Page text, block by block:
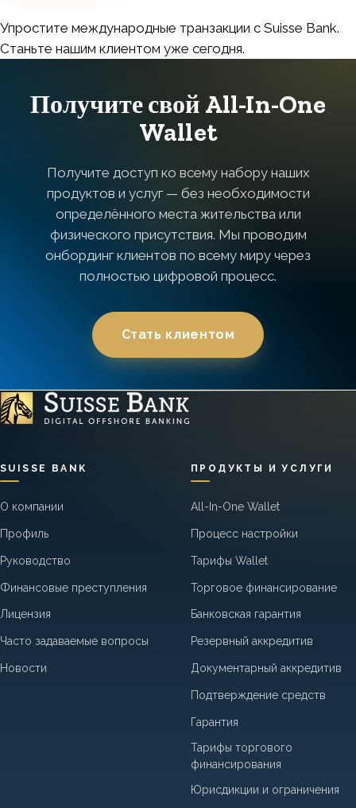
Упростите международные транзакции с Suisse Bank.
Станьте нашим клиентом уже сегодня.
Получите свой All-In-One
Wallet
Получите доступ ко всему набору наших
продуктов и услуг — без необходимости
определённого места жительства или
физического присутствия. Мы проводим
онбординг клиентов по всему миру через
полностью цифровой процесс.
Стать клиентом
SUISSE BANK
О компании
Профиль
Руководство
Финансовые преступления
Лицензия
Часто задаваемые вопросы
Новости
ПРОДУКТЫ И УСЛУГИ
All-In-One Wallet
Процесс настройки
Тарифы Wallet
Торговое финансирование
Банковская гарантия
Резервный аккредитив
Документарный аккредитив
Подтверждение средств
Гарантия
Тарифы торгового
финансирования
Юрисдикции и ограничения